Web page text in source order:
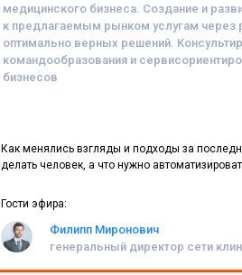
медицинского бизнеса. Создание и
к предлагаемым рынком услугам через
оптимально верных решений.
командообразования и
бизнесов
Как менялись взгляды и подходы за
делать человек, а что нужно
Гости эфира:
Филипп Миронович
генеральный директор сети